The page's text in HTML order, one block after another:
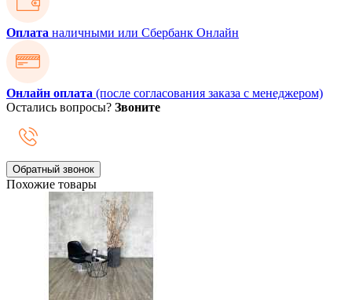
Оплата наличными или Сбербанк Онлайн
Онлайн оплата (после согласования заказа с менеджером)
Остались вопросы? Звоните
Обратный звонок
Похожие товары